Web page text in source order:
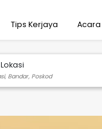
Tips Kerjaya Acara
Lokasi